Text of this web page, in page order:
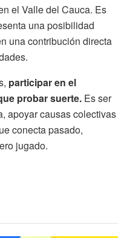
el Valle del Cauca. Es
una posibilidad
una contribución directa
participar en el
probar suerte. Es ser
apoyar causas colectivas
conecta pasado,
jugado.